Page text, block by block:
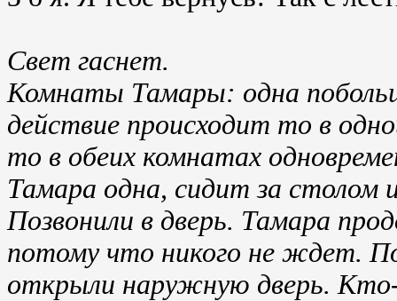
Свет гаснет.
Комнаты Тамары: одна
действие происходит то в
то в обеих комнатах
Тамара одна, сидит за столом
Позвонили в дверь. Тамара
потому что никого не ждет.
открыли наружную дверь.